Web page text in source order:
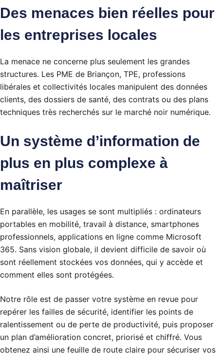
Des menaces bien réelles pour
les entreprises locales
La menace ne concerne plus seulement les grandes
structures. Les PME de Briançon, TPE, professions
libérales et collectivités locales manipulent des données
clients, des dossiers de santé, des contrats ou des plans
techniques très recherchés sur le marché noir numérique.
Un système d’information de
plus en plus complexe à
maîtriser
En parallèle, les usages se sont multipliés : ordinateurs
portables en mobilité, travail à distance, smartphones
professionnels, applications en ligne comme Microsoft
365. Sans vision globale, il devient difficile de savoir où
sont réellement stockées vos données, qui y accède et
comment elles sont protégées.
Notre rôle est de passer votre système en revue pour
repérer les failles de sécurité, identifier les points de
ralentissement ou de perte de productivité, puis proposer
un plan d’amélioration concret, priorisé et chiffré. Vous
obtenez ainsi une feuille de route claire pour sécuriser vos